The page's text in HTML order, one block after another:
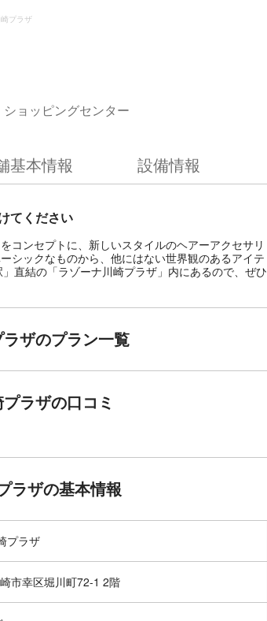
プラザ
ョッピングセンター
基本情報 設備情報
てください
コンセプトに、新しいスタイルのヘアーアクセサリ
シックなものから、他にはない世界観のあるアイテ
直結の「ラゾーナ川崎プラザ」内にあるので、ぜひ
ザのプラン一覧
ラザの口コミ
ラザの基本情報
プラザ
市幸区堀川町72-1 2階